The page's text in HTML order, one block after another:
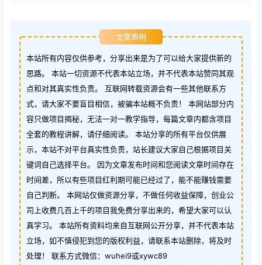
文章声明
本站所有内容仅供参考，分享出来是为了可以给大家提供新的
思路。 本站一切资源不代表本站立场，并不代表本站赞同其观
点和对其真实性负责。 互联网转载资源会有一些其他联系方
式，请大家不要盲目相信，被骗本站概不负责！ 本网站部分内
容只做项目揭秘，无法一对一教学指导，每篇文章内都含项目
全套的教程讲解，请仔细阅读。 本站分享的所有平台仅供展
示，本站不对平台真实性负责，站长建议大家自己根据项目关
键词自己选择平台。 因为文章发布时间和您阅读文章时间存在
时间差，所以有些项目红利期可能已经过了，能不能赚钱需要
自己判断。 本网站仅做资源分享，不做任何收益保障，创业公
司上收费几百上千的项目我免费分享出来的，希望大家可以认
真学习。 本站所有资料均来自互联网公开分享，并不代表本站
立场，如不慎侵犯到您的版权利益，请联系本站删除，将及时
处理！ 联系方式微信：wuhei9或xywc89